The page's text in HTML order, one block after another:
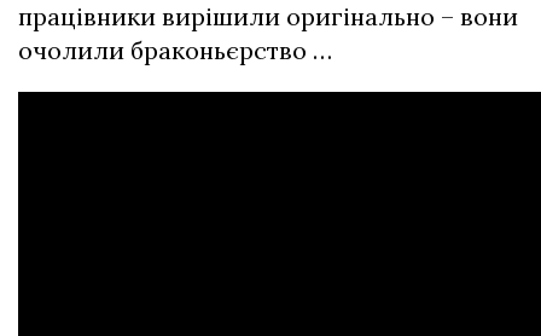
працівники вирішили оригінально – вони
очолили браконьєрство …